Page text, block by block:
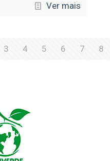
Ver mais
3 4 5 6 7 8